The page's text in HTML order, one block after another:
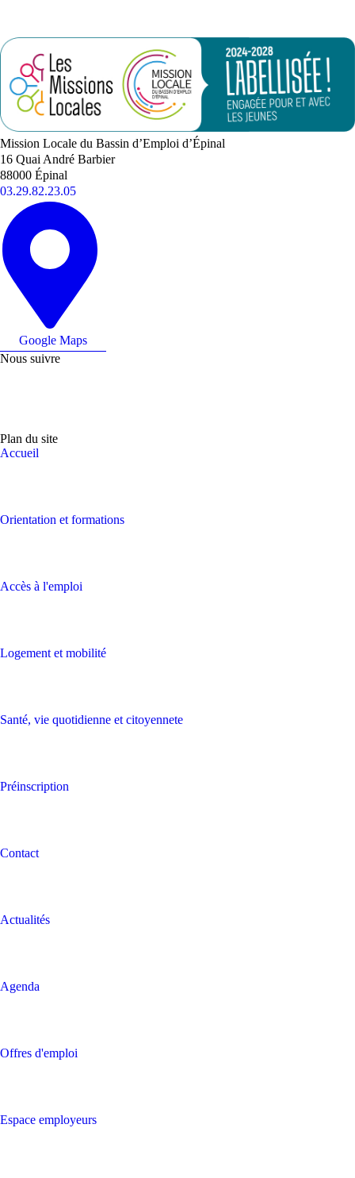
Mission Locale du Bassin d’Emploi d’Épinal
16 Quai André Barbier
88000 Épinal
03.29.82.23.05
Google Maps
Nous suivre
Plan du site
Accueil
Orientation et formations
Accès à l'emploi
Logement et mobilité
Santé, vie quotidienne et citoyennete
Préinscription
Contact
Actualités
Agenda
Offres d'emploi
Espace employeurs